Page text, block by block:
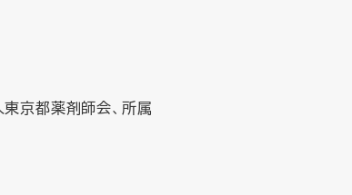
京都薬剤師会、所属